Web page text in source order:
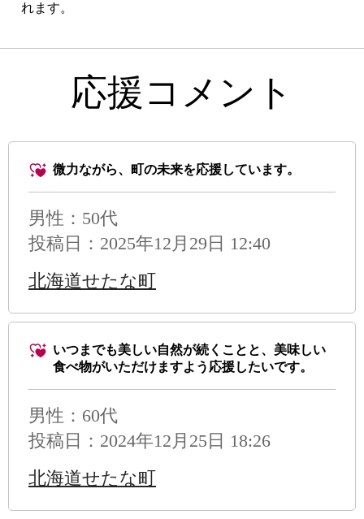
れます。
応援コメント
微力ながら、町の未来を応援しています。
男性 ：50代
投稿日：2025年12月29日 12:40
北海道せたな町
いつまでも美しい自然が続くことと、美味しい
食べ物がいただけますよう応援したいです。
男性 ：60代
投稿日：2024年12月25日 18:26
北海道せたな町